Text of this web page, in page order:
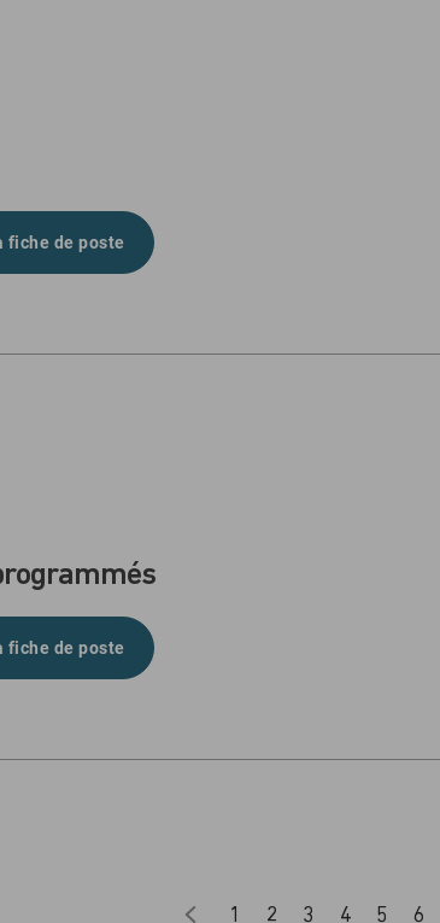
fiche de poste
fiche de poste
1 2 3 4 5 6